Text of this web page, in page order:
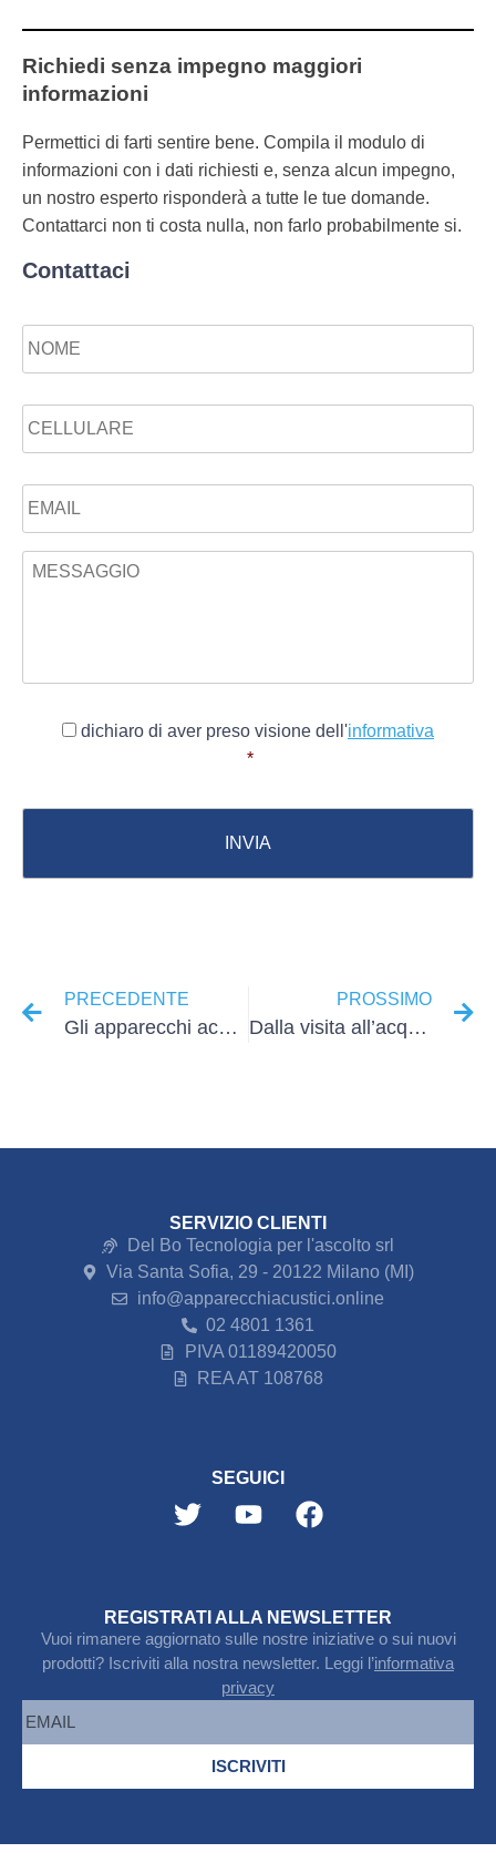
Richiedi senza impegno maggiori
informazioni
Permettici di farti sentire bene. Compila il modulo di
informazioni con i dati richiesti e, senza alcun impegno,
un nostro esperto risponderà a tutte le tue domande.
Contattarci non ti costa nulla, non farlo probabilmente si.
Contattaci
Nome *
Telefono
Email *
Consenso *
dichiaro di aver preso visione dell'informativa
*
PRECEDENTE
Gli apparecchi acustici con l’intelligenza artificiale
PROSSIMO
Dalla visita all’acquisto tutto quello che devi sapere
SERVIZIO CLIENTI
Del Bo Tecnologia per l'ascolto srl
Via Santa Sofia, 29 - 20122 Milano (MI)
info@apparecchiacustici.online
02 4801 1361
PIVA 01189420050
REA AT 108768
SEGUICI
REGISTRATI ALLA NEWSLETTER
Vuoi rimanere aggiornato sulle nostre iniziative o sui nuovi
prodotti? Iscriviti alla nostra newsletter. Leggi l’informativa
privacy
ISCRIVITI